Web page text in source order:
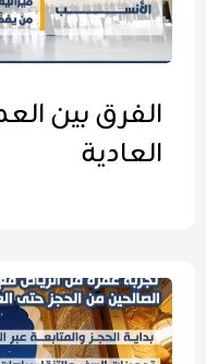
العادية